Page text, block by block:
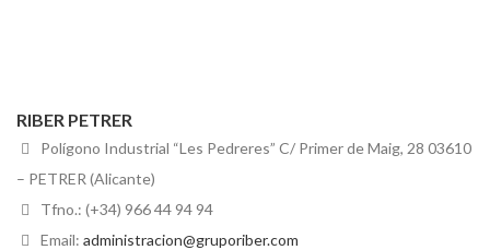
RIBER PETRER
Polígono Industrial “Les Pedreres” C/ Primer de Maig, 28 03610
– PETRER (Alicante)
Tfno.: (+34) 966 44 94 94
Email: administracion@gruporiber.com